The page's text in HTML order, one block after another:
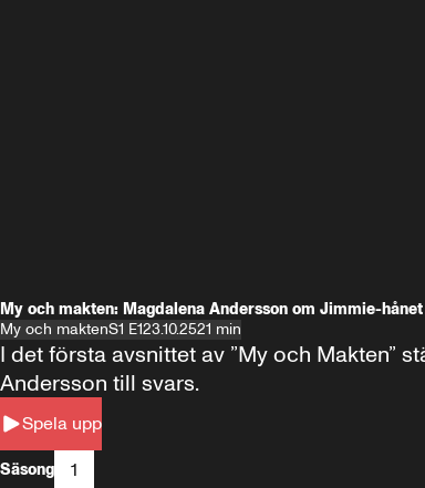
My och makten: Magdalena Andersson om Jimmie-hånet
My och maktenS1 E123.10.2521 min
Spela upp
I det första avsnittet av ”My och Makten”
Andersson till svars.
Säsong 1